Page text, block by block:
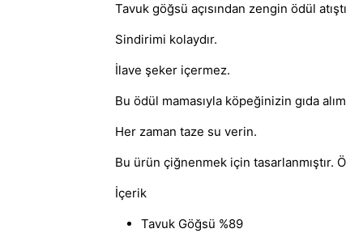
Tavuk göğsü açısından zengin ödül
Sindirimi kolaydır.
İlave şeker içermez.
Bu ödül mamasıyla köpeğinizin gıda
Her zaman taze su verin.
Bu ürün çiğnenmek için tasarlanmıştır.
İçerik
Tavuk Göğsü %89